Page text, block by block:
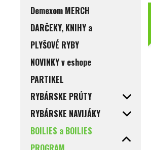
Demexom MERCH
DARČEKY, KNIHY a
PLYŠOVÉ RYBY
NOVINKY v eshope
PARTIKEL
RYBÁRSKE PRÚTY
RYBÁRSKE NAVIJÁKY
BOILIES a BOILIES